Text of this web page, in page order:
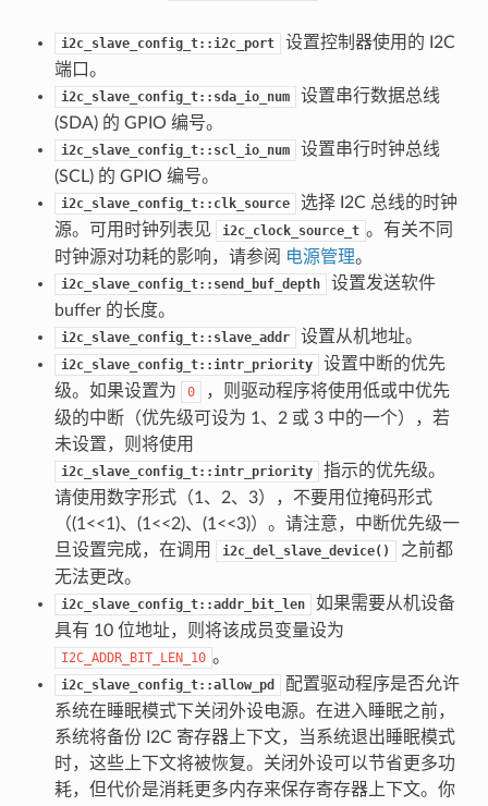
i2c_slave_config_t::i2c_port
设置控制器使用的 I2C
端口。
i2c_slave_config_t::sda_io_num
设置串行数据总线
(SDA) 的 GPIO 编号。
i2c_slave_config_t::scl_io_num
设置串行时钟总线
(SCL) 的 GPIO 编号。
i2c_slave_config_t::clk_source
选择 I2C 总线的时钟
源。可用时钟列表见
i2c_clock_source_t 。有关不同
时钟源对功耗的影响，请参阅 电源管理。
i2c_slave_config_t::send_buf_depth
设置发送软件
buffer 的长度。
i2c_slave_config_t::slave_addr 设置从机地址。
i2c_slave_config_t::intr_priority
设置中断的优先
级。如果设置为
0
，则驱动程序将使用低或中优先
级的中断（优先级可设为 1、2 或 3 中的一个），若
未设置，则将使用
i2c_slave_config_t::intr_priority
指示的优先级。
请使用数字形式（1、2、3），不要用位掩码形式
（(1<<1)、(1<<2)、(1<<3)）。请注意，中断优先级一
旦设置完成，在调用
i2c_del_slave_device()
之前都
无法更改。
i2c_slave_config_t::addr_bit_len
如果需要从机设备
具有 10 位地址，则将该成员变量设为
I2C_ADDR_BIT_LEN_10 。
i2c_slave_config_t::allow_pd
配置驱动程序是否允许
系统在睡眠模式下关闭外设电源。在进入睡眠之前，
系统将备份 I2C 寄存器上下文，当系统退出睡眠模式
时，这些上下文将被恢复。关闭外设可以节省更多功
耗，但代价是消耗更多内存来保存寄存器上下文。你